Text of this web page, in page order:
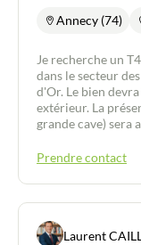
Annecy (74)
Je recherche un
dans le secteur
d'Or. Le bien
extérieur. La
grande cave) sera
Prendre contact
Laurent